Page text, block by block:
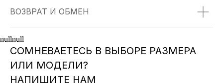
ВОЗВРАТ И ОБМЕН
nullnull
СОМНЕВАЕТЕСЬ В ВЫБОРЕ РАЗМЕРА
ИЛИ МОДЕЛИ?
НАПИШИТЕ НАМ
в индивидуальный мешочек-органайзер